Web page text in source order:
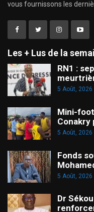
vous fournissons les
Les + Lus de la
RN1 :
5 Août, 2026
Mini-
Conakry
5 Août, 2026
Fonds
5 Août, 2026
Dr